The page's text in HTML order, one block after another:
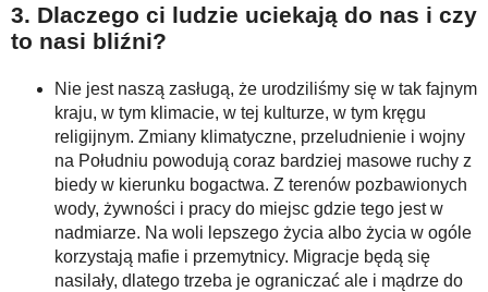
3. Dlaczego ci ludzie uciekają do nas i czy
to nasi bliźni?
Nie jest naszą zasługą, że urodziliśmy się w tak fajnym
kraju, w tym klimacie, w tej kulturze, w tym kręgu
religijnym. Zmiany klimatyczne, przeludnienie i wojny
na Południu powodują coraz bardziej masowe ruchy z
biedy w kierunku bogactwa. Z terenów pozbawionych
wody, żywności i pracy do miejsc gdzie tego jest w
nadmiarze. Na woli lepszego życia albo życia w ogóle
korzystają mafie i przemytnicy. Migracje będą się
nasilały, dlatego trzeba je ograniczać ale i mądrze do